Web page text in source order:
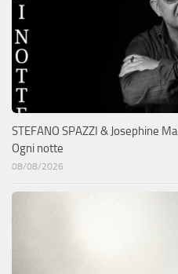
STEFANO SPAZZI & Josephine
Ogni notte
08/08/2026